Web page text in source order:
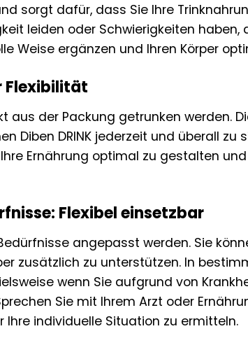
sorgt dafür, dass Sie Ihre
leiden oder Schwierigkeiten haben,
Weise ergänzen und Ihren Körper
Flexibilität
aus der Packung getrunken werden.
Diben DRINK jederzeit und überall zu
Ernährung optimal zu gestalten
Flexibel einsetzbar
angepasst werden. Sie
zusätzlich zu unterstützen. In
wenn Sie aufgrund von
Sie mit Ihrem Arzt oder
Ihre individuelle Situation zu ermitteln.